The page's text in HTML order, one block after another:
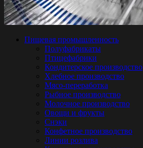
Пищевая промышленность
Полуфабрикаты
Птицефабрики
Кондитерское производство
Хлебное производство
Мясо-переработка
Рыбное производство
Молочное производство
Овощи и фрукты
Снэки
Конфетное производство
Линии розлива